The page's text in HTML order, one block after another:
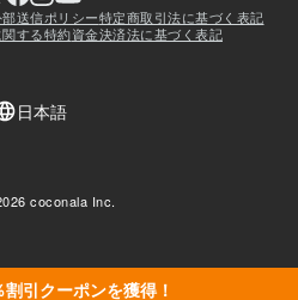
引クーポンを獲得！